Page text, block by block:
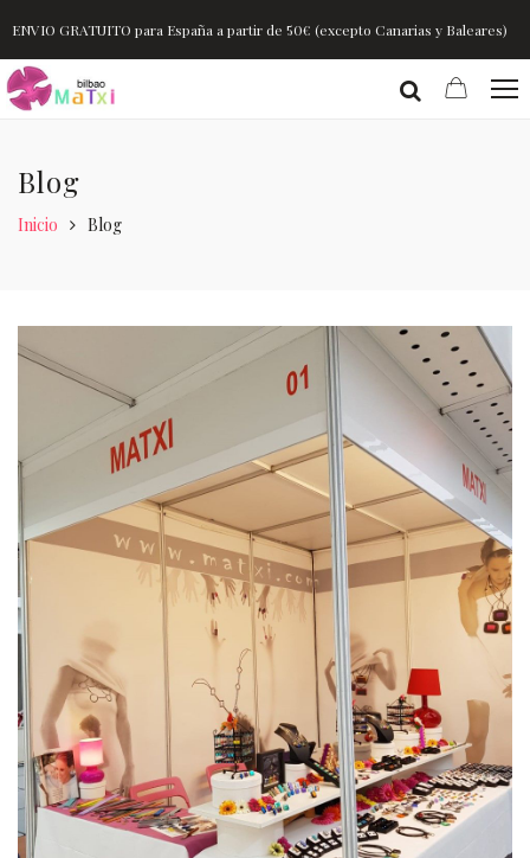
ENVIO GRATUITO para España a partir de 50€ (excepto Canarias y Baleares)
Blog
Inicio Blog